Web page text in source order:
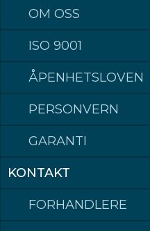
OM OSS
ISO 9001
ÅPENHETSLOVEN
PERSONVERN
GARANTI
KONTAKT
FORHANDLERE